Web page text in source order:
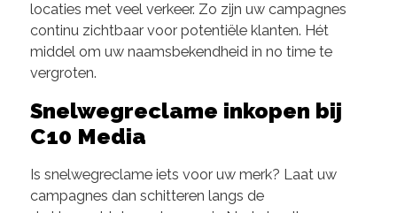
locaties met veel verkeer. Zo zijn uw campagnes
continu zichtbaar voor potentiële klanten. Hét
middel om uw naamsbekendheid in no time te
vergroten.
Snelwegreclame inkopen bij
C10 Media
Is snelwegreclame iets voor uw merk? Laat uw
campagnes dan schitteren langs de